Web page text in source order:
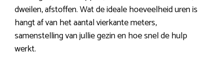
dweilen, afstoffen. Wat de ideale hoeveelheid uren is
hangt af van het aantal vierkante meters,
samenstelling van jullie gezin en hoe snel de hulp
werkt.